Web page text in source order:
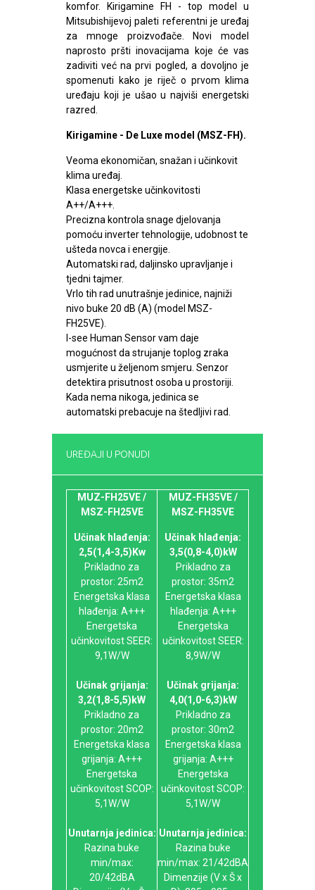
komfor. Kirigamine FH - top model u
Mitsubishijevoj paleti referentni je uređaj
za mnoge proizvođače. Novi model
naprosto pršti inovacijama koje će vas
zadiviti već na prvi pogled, a dovoljno je
spomenuti kako je riječ o prvom klima
uređaju koji je ušao u najviši energetski
razred.
Kirigamine - De Luxe model (MSZ-FH).
Veoma ekonomičan, snažan i učinkovit
klima uređaj.
Klasa energetske učinkovitosti
A++/A+++.
Precizna kontrola snage djelovanja
pomoću inverter tehnologije, udobnost te
ušteda novca i energije.
Automatski rad, daljinsko upravljanje i
tjedni tajmer.
Vrlo tih rad unutrašnje jedinice, najniži
nivo buke 20 dB (A) (model MSZ-
FH25VE).
I-see Human Sensor vam daje
mogućnost da strujanje toplog zraka
usmjerite u željenom smjeru. Senzor
detektira prisutnost osoba u prostoriji.
Kada nema nikoga, jedinica se
automatski prebacuje na štedljivi rad.
UREĐAJI U PONUDI
MUZ-FH25VE /
MSZ-FH25VE
Učinak hlađenja:
2,5(1,4-3,5)Kw
Prikladno za
prostor: 25m2
Energetska klasa
hlađenja: A+++
Energetska
učinkovitost SEER:
9,1W/W
Učinak grijanja:
3,2(1,8-5,5)kW
Prikladno za
prostor: 20m2
Energetska klasa
grijanja: A+++
Energetska
učinkovitost SCOP:
5,1W/W
Unutarnja jedinica:
Razina buke
min/max:
20/42dBA
MUZ-FH35VE /
MSZ-FH35VE
Učinak hlađenja:
3,5(0,8-4,0)kW
Prikladno za
prostor: 35m2
Energetska klasa
hlađenja: A+++
Energetska
učinkovitost SEER:
8,9W/W
Učinak grijanja:
4,0(1,0-6,3)kW
Prikladno za
prostor: 30m2
Energetska klasa
grijanja: A+++
Energetska
učinkovitost SCOP:
5,1W/W
Unutarnja jedinica:
Razina buke
min/max: 21/42dBA
Dimenzije (V x Š x